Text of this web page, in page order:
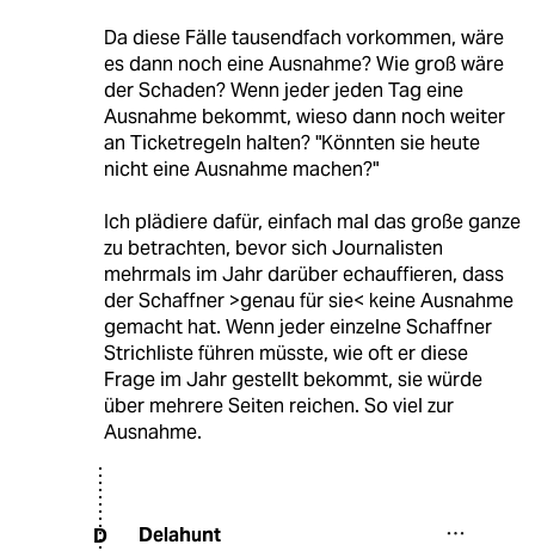
Da diese Fälle tausendfach vorkommen, wäre
es dann noch eine Ausnahme? Wie groß wäre
der Schaden? Wenn jeder jeden Tag eine
Ausnahme bekommt, wieso dann noch weiter
an Ticketregeln halten? "Könnten sie heute
nicht eine Ausnahme machen?"
Ich plädiere dafür, einfach mal das große ganze
zu betrachten, bevor sich Journalisten
mehrmals im Jahr darüber echauffieren, dass
der Schaffner >genau für sie< keine Ausnahme
gemacht hat. Wenn jeder einzelne Schaffner
Strichliste führen müsste, wie oft er diese
Frage im Jahr gestellt bekommt, sie würde
über mehrere Seiten reichen. So viel zur
Ausnahme.
D Delahunt